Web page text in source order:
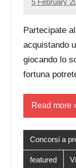
5 February
Luca
No
Partecipate
acquistando
giocando lo
fortuna
Read more
Concorsi a
featured